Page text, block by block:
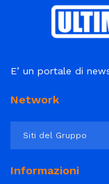
E’ un portale di
Network
Informazioni